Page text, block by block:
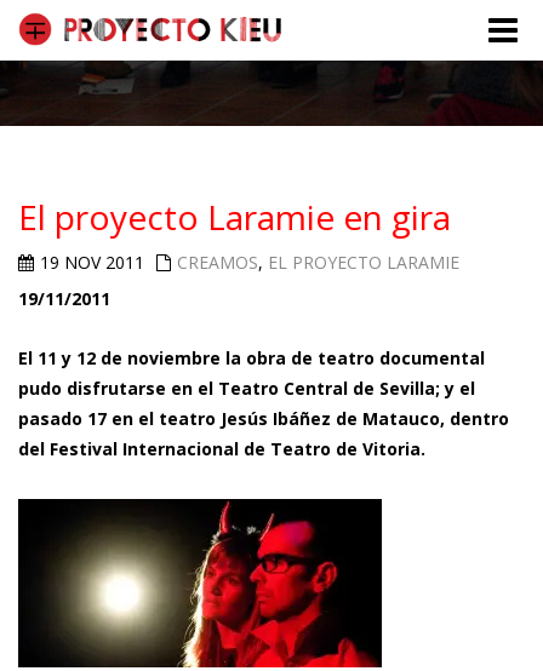
Toggle
El proyecto Laramie en gira
19 NOV 2011 CREAMOS, EL PROYECTO LARAMIE
19/11/2011
El 11 y 12 de noviembre la obra de teatro documental
pudo disfrutarse en el Teatro Central de Sevilla; y el
pasado 17 en el teatro Jesús Ibáñez de Matauco, dentro
del Festival Internacional de Teatro de Vitoria.